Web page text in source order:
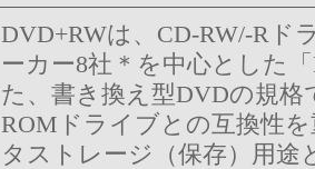
DVD+RWは、CD-RW/-R
ーカー8社＊を中心とした
た、書き換え型DVDの規
ROMドライブとの互換性
タストレージ（保存）用